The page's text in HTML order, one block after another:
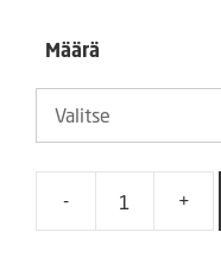
Määrä
- +